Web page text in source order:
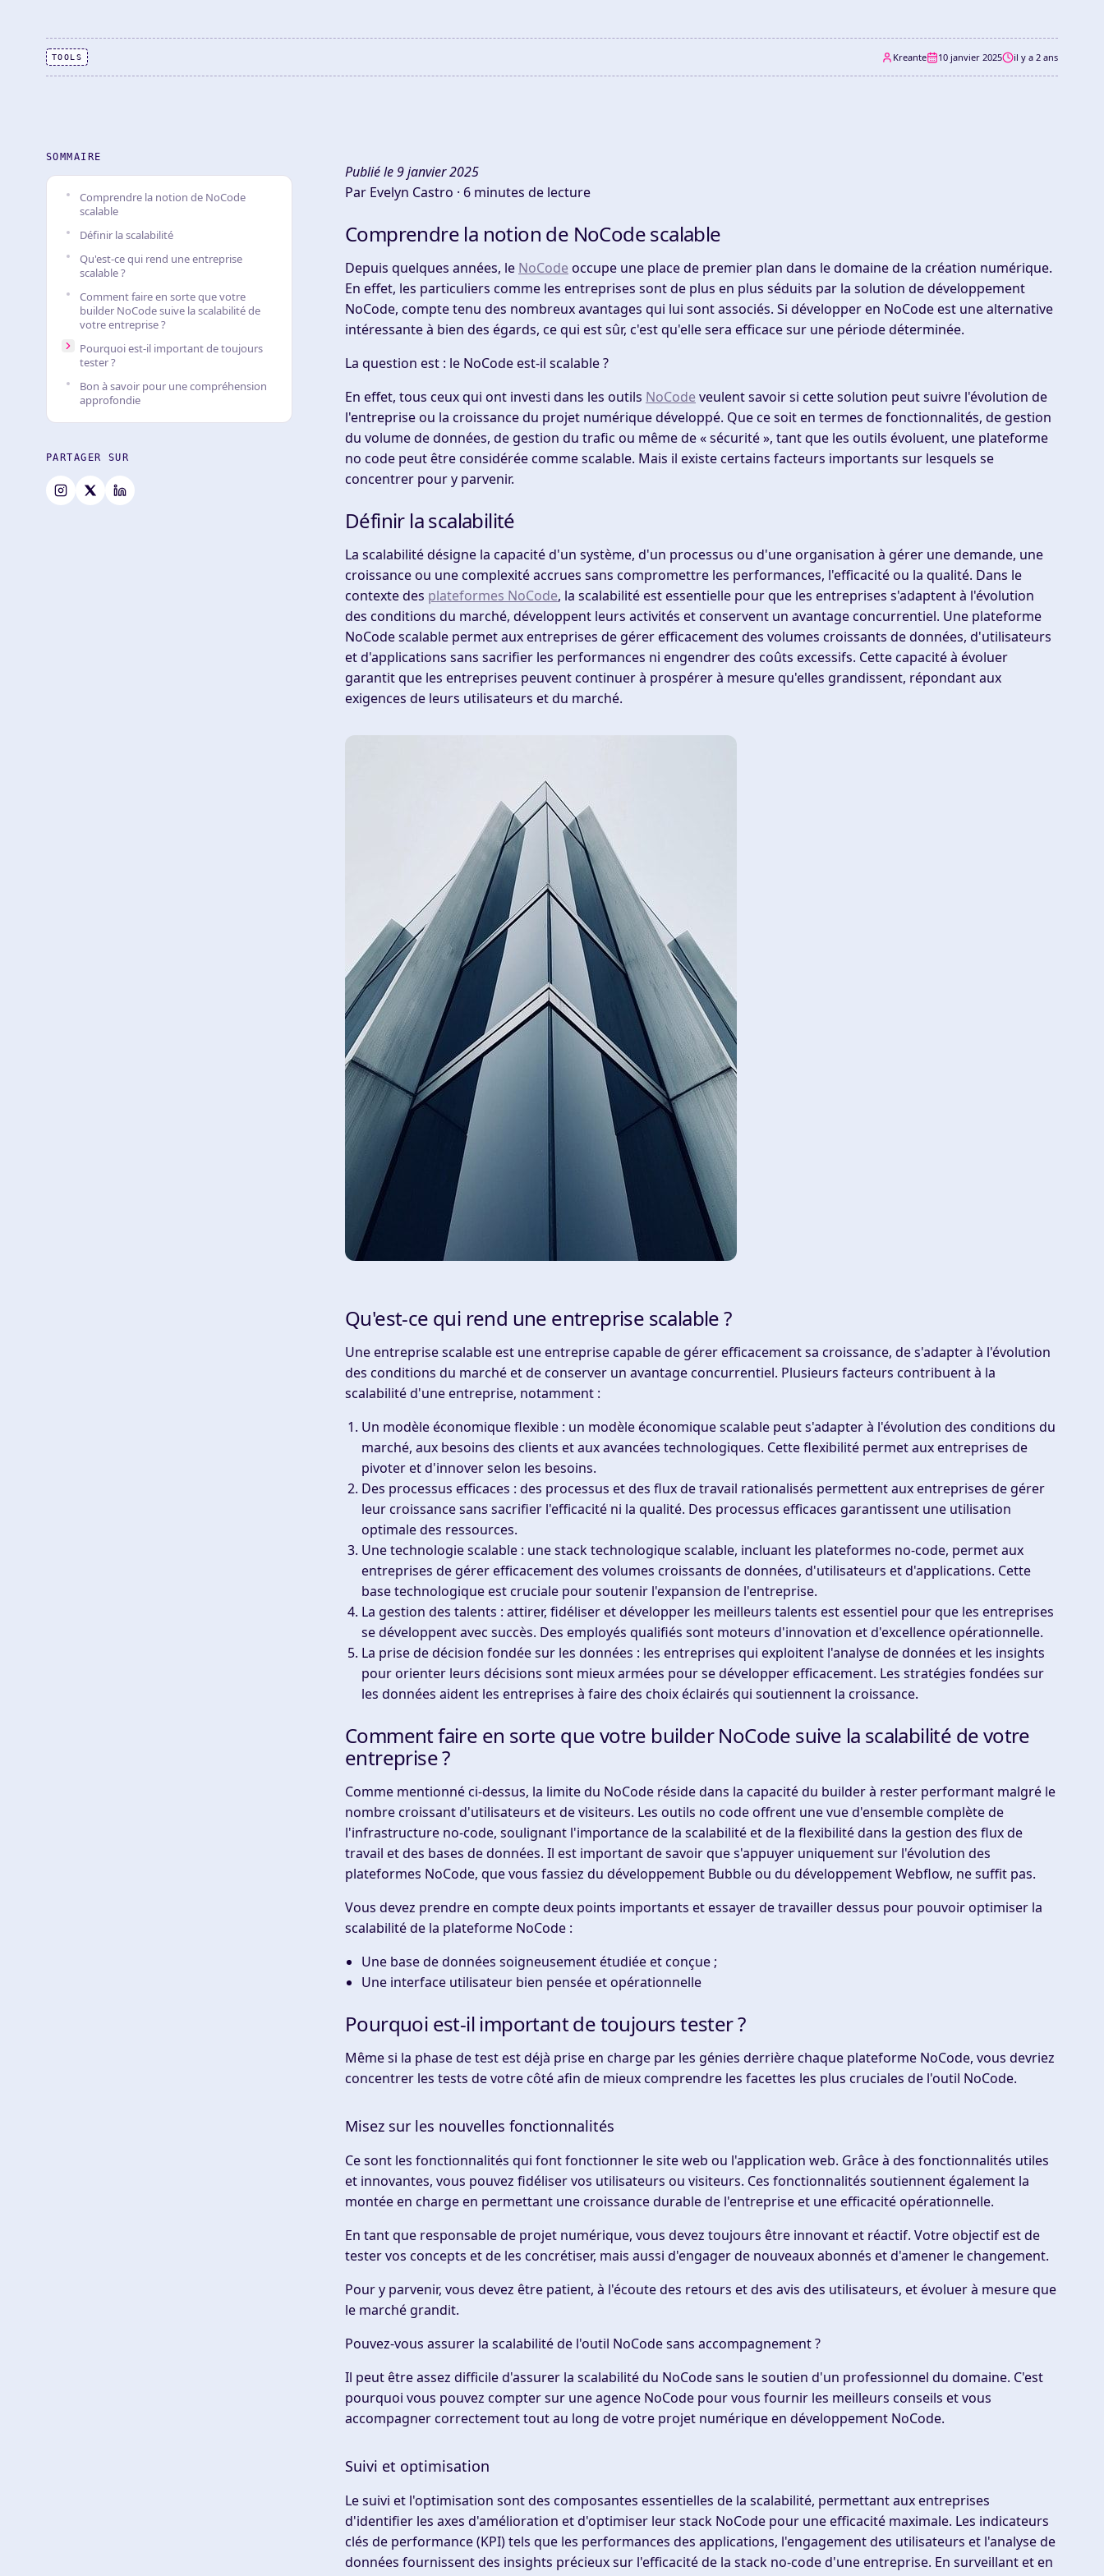
TOOLS Kreante 10 janvier 2025 il y a 2 ans
SOMMAIRE
Comprendre la notion de NoCode
scalable
Définir la scalabilité
Qu'est-ce qui rend une entreprise
scalable ?
Comment faire en sorte que votre
builder NoCode suive la scalabilité de
votre entreprise ?
Pourquoi est-il important de toujours
tester ?
Bon à savoir pour une compréhension
approfondie
PARTAGER SUR
Publié le 9 janvier 2025
Par Evelyn Castro · 6 minutes de lecture
Comprendre la notion de NoCode scalable
Depuis quelques années, le NoCodeoccupe une place de premier plan dans le domaine de la création numérique.
En effet, les particuliers comme les entreprises sont de plus en plus séduits par la solution de développement
NoCode, compte tenu des nombreux avantages qui lui sont associés. Si développer en NoCode est une alternative
intéressante à bien des égards, ce qui est sûr, c'est qu'elle sera efficace sur une période déterminée.
La question est : le NoCode est-il scalable ?
En effet, tous ceux qui ont investi dans les outils NoCodeveulent savoir si cette solution peut suivre l'évolution de
l'entreprise ou la croissance du projet numérique développé. Que ce soit en termes de fonctionnalités, de gestion
du volume de données, de gestion du trafic ou même de « sécurité », tant que les outils évoluent, une plateforme
no code peut être considérée comme scalable. Mais il existe certains facteurs importants sur lesquels se
concentrer pour y parvenir.
Définir la scalabilité
La scalabilité désigne la capacité d'un système, d'un processus ou d'une organisation à gérer une demande, une
croissance ou une complexité accrues sans compromettre les performances, l'efficacité ou la qualité. Dans le
contexte des plateformes NoCode, la scalabilité est essentielle pour que les entreprises s'adaptent à l'évolution
des conditions du marché, développent leurs activités et conservent un avantage concurrentiel. Une plateforme
NoCode scalable permet aux entreprises de gérer efficacement des volumes croissants de données, d'utilisateurs
et d'applications sans sacrifier les performances ni engendrer des coûts excessifs. Cette capacité à évoluer
garantit que les entreprises peuvent continuer à prospérer à mesure qu'elles grandissent, répondant aux
exigences de leurs utilisateurs et du marché.
Qu'est-ce qui rend une entreprise scalable ?
Une entreprise scalable est une entreprise capable de gérer efficacement sa croissance, de s'adapter à l'évolution
des conditions du marché et de conserver un avantage concurrentiel. Plusieurs facteurs contribuent à la
scalabilité d'une entreprise, notamment :
Un modèle économique flexible : un modèle économique scalable peut s'adapter à l'évolution des conditions du
marché, aux besoins des clients et aux avancées technologiques. Cette flexibilité permet aux entreprises de
pivoter et d'innover selon les besoins.
Des processus efficaces : des processus et des flux de travail rationalisés permettent aux entreprises de gérer
leur croissance sans sacrifier l'efficacité ni la qualité. Des processus efficaces garantissent une utilisation
optimale des ressources.
Une technologie scalable : une stack technologique scalable, incluant les plateformes no-code, permet aux
entreprises de gérer efficacement des volumes croissants de données, d'utilisateurs et d'applications. Cette
base technologique est cruciale pour soutenir l'expansion de l'entreprise.
La gestion des talents : attirer, fidéliser et développer les meilleurs talents est essentiel pour que les entreprises
se développent avec succès. Des employés qualifiés sont moteurs d'innovation et d'excellence opérationnelle.
La prise de décision fondée sur les données : les entreprises qui exploitent l'analyse de données et les insights
pour orienter leurs décisions sont mieux armées pour se développer efficacement. Les stratégies fondées sur
les données aident les entreprises à faire des choix éclairés qui soutiennent la croissance.
Comment faire en sorte que votre builder NoCode suive la scalabilité de votre
entreprise ?
Comme mentionné ci-dessus, la limite du NoCode réside dans la capacité du builder à rester performant malgré le
nombre croissant d'utilisateurs et de visiteurs. Les outils no code offrent une vue d'ensemble complète de
l'infrastructure no-code, soulignant l'importance de la scalabilité et de la flexibilité dans la gestion des flux de
travail et des bases de données. Il est important de savoir que s'appuyer uniquement sur l'évolution des
plateformes NoCode, que vous fassiez du développement Bubble ou du développement Webflow, ne suffit pas.
Vous devez prendre en compte deux points importants et essayer de travailler dessus pour pouvoir optimiser la
scalabilité de la plateforme NoCode :
Une base de données soigneusement étudiée et conçue ;
Une interface utilisateur bien pensée et opérationnelle
Pourquoi est-il important de toujours tester ?
Même si la phase de test est déjà prise en charge par les génies derrière chaque plateforme NoCode, vous devriez
concentrer les tests de votre côté afin de mieux comprendre les facettes les plus cruciales de l'outil NoCode.
Misez sur les nouvelles fonctionnalités
Ce sont les fonctionnalités qui font fonctionner le site web ou l'application web. Grâce à des fonctionnalités utiles
et innovantes, vous pouvez fidéliser vos utilisateurs ou visiteurs. Ces fonctionnalités soutiennent également la
montée en charge en permettant une croissance durable de l'entreprise et une efficacité opérationnelle.
En tant que responsable de projet numérique, vous devez toujours être innovant et réactif. Votre objectif est de
tester vos concepts et de les concrétiser, mais aussi d'engager de nouveaux abonnés et d'amener le changement.
Pour y parvenir, vous devez être patient, à l'écoute des retours et des avis des utilisateurs, et évoluer à mesure que
le marché grandit.
Pouvez-vous assurer la scalabilité de l'outil NoCode sans accompagnement ?
Il peut être assez difficile d'assurer la scalabilité du NoCode sans le soutien d'un professionnel du domaine. C'est
pourquoi vous pouvez compter sur une agence NoCode pour vous fournir les meilleurs conseils et vous
accompagner correctement tout au long de votre projet numérique en développement NoCode.
Suivi et optimisation
Le suivi et l'optimisation sont des composantes essentielles de la scalabilité, permettant aux entreprises
d'identifier les axes d'amélioration et d'optimiser leur stack NoCode pour une efficacité maximale. Les indicateurs
clés de performance (KPI) tels que les performances des applications, l'engagement des utilisateurs et l'analyse de
données fournissent des insights précieux sur l'efficacité de la stack no-code d'une entreprise. En surveillant et en